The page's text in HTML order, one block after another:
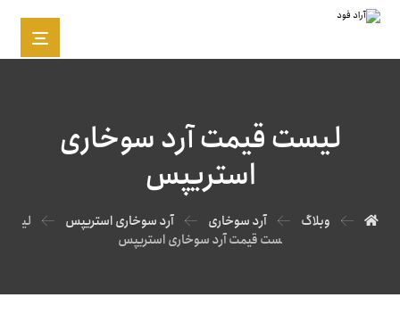
لیست قیمت آرد سوخاری
استریپس
وبلاگ آرد سوخاری آرد سوخاری استریپس
لی
ست قیمت آرد سوخاری استریپس